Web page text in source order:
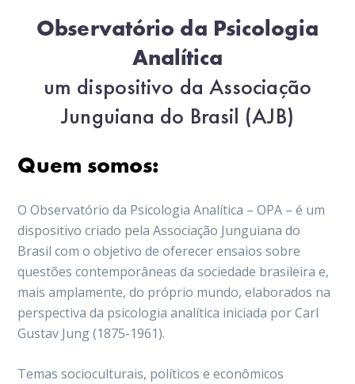
Observatório da Psicologia
Analítica
um dispositivo da Associação
Junguiana do Brasil (AJB)
Quem somos:
O Observatório da Psicologia Analítica – OPA – é um
dispositivo criado pela Associação Junguiana do
Brasil com o objetivo de oferecer ensaios sobre
questões contemporâneas da sociedade brasileira e,
mais amplamente, do próprio mundo, elaborados na
perspectiva da psicologia analítica iniciada por Carl
Gustav Jung (1875-1961).
Temas socioculturais, políticos e econômicos